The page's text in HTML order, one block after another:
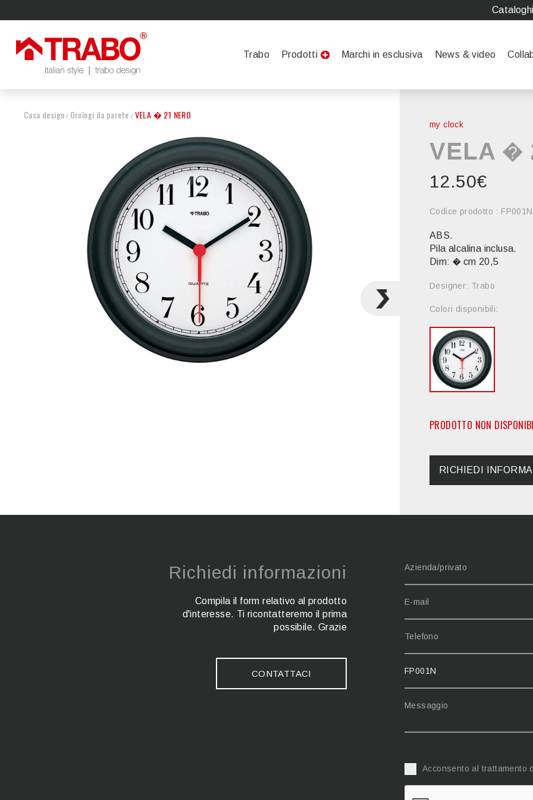
Cataloghi
Trabo Prodotti Marchi in esclusiva News & video
Casa design / Orologi da parete / VELA � 21 NERO
my clock
VELA �
12.50€
Codice prodotto : FP001N
ABS.
Pila alcalina inclusa.
Dim: � cm 20,5
Designer: Trabo
Colori disponibili:
PRODOTTO NON
RICHIEDI
Richiedi informazioni
Compila il form relativo al prodotto
d'interesse. Ti ricontatteremo il prima
possibile. Grazie
CONTATTACI
Acconsento al trattamento